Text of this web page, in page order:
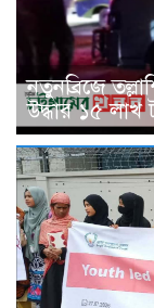
নতুনব্রিজে
উদ্ধার ১৫ লাখ